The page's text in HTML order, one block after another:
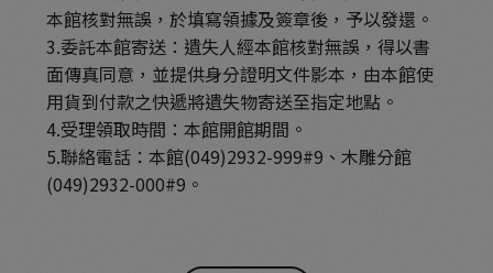
本館核對無誤，於填寫領據及簽章後，予以發還。
3.委託本館寄送：遺失人經本館核對無誤，得以書
面傳真同意，並提供身分證明文件影本，由本館使
用貨到付款之快遞將遺失物寄送至指定地點。
4.受理領取時間：本館開館期間。
5.聯絡電話：本館(049)2932-999#9、木雕分館
(049)2932-000#9。